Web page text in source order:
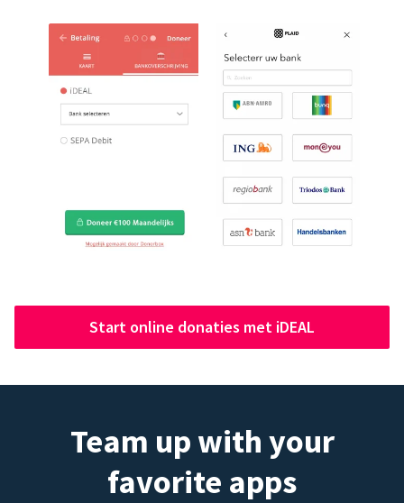
Start online donaties met iDEAL
Team up with your
favorite apps